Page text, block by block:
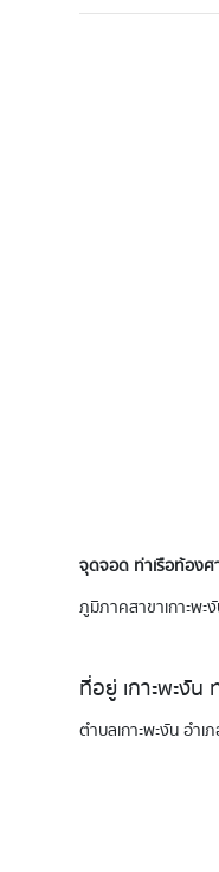
จุดจอด ท่าเรือท้องศ
ภูมิภาคสาขาเกาะพะ
ที่อยู่ เกาะพะงัน
ตำบลเกาะพะงัน อำเ